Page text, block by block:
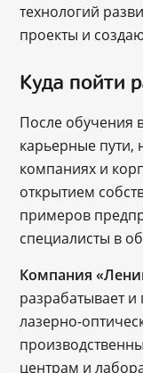
технологий
проекты и
Куда пойти
После обучения
карьерные пути,
компаниях и
открытием
примеров
специалисты в
Компания
разрабатывает
лазерно-
центрам и